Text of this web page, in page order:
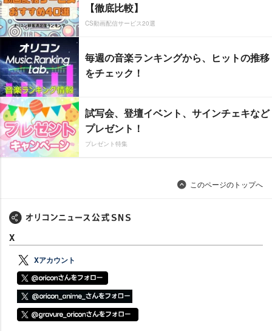
【徹底比較】
CS動画配信サービス20選
毎週の音楽ランキングから、ヒットの推移
をチェック！
試写会、登壇イベント、サインチェキなど
プレゼント！
プレゼント特集
このページのトップへ
X
Xアカウント